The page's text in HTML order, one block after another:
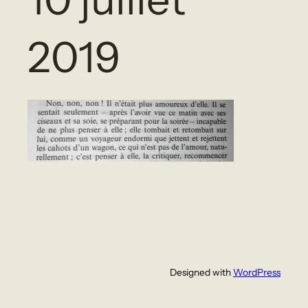
2019
Designed withWordPress